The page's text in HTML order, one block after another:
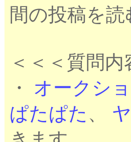
間の投稿を読
＜＜＜質問
・ オークシ
ぱたぱた 、